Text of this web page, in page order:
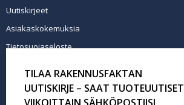
Uutiskirjeet
Asiakaskokemuksia
Tietosuojaseloste
Tilaa uutiskirje
TILAA RAKENNUSFAKTAN
UUTISKIRJE – SAAT TUOTEUUTISET